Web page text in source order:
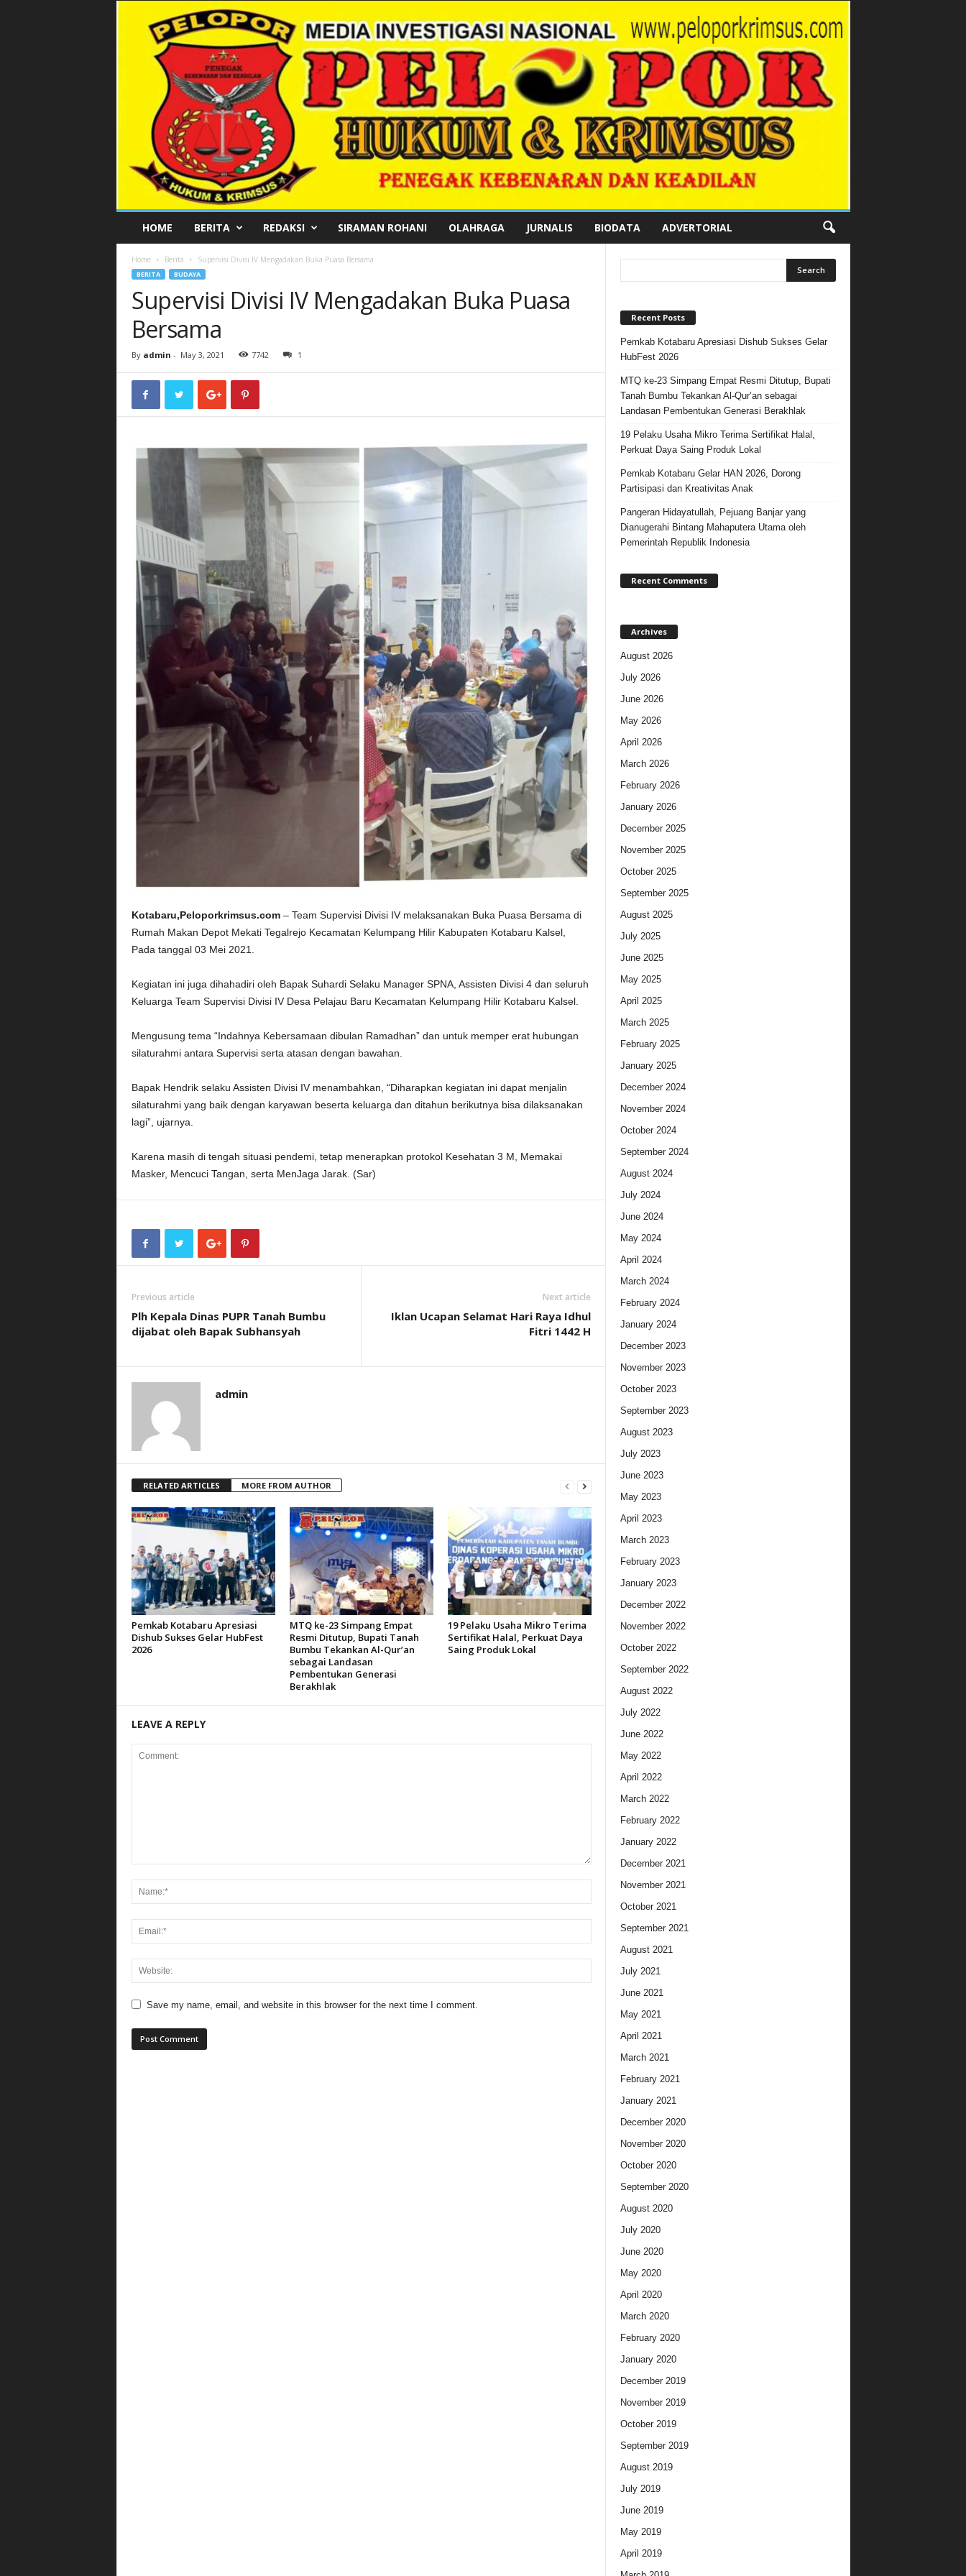
L
HOME BERITA REDAKSI SIRAMAN ROHANI OLAHRAGA JURNALIS BIODATA ADVERTORIAL
Home Berita Supervisi Divisi IV Mengadakan Buka Puasa Bersama
BERITA BUDAYA
Supervisi Divisi IV Mengadakan Buka Puasa
Bersama
By admin - May 3, 2021 7742 1
Kotabaru,Peloporkrimsus.com– Team Supervisi Divisi IV melaksanakan Buka Puasa Bersama di
Rumah Makan Depot Mekati Tegalrejo Kecamatan Kelumpang Hilir Kabupaten Kotabaru Kalsel,
Pada tanggal 03 Mei 2021.
Kegiatan ini juga dihahadiri oleh Bapak Suhardi Selaku Manager SPNA, Assisten Divisi 4 dan seluruh
Keluarga Team Supervisi Divisi IV Desa Pelajau Baru Kecamatan Kelumpang Hilir Kotabaru Kalsel.
Mengusung tema “Indahnya Kebersamaan dibulan Ramadhan” dan untuk memper erat hubungan
silaturahmi antara Supervisi serta atasan dengan bawahan.
Bapak Hendrik selaku Assisten Divisi IV menambahkan, “Diharapkan kegiatan ini dapat menjalin
silaturahmi yang baik dengan karyawan beserta keluarga dan ditahun berikutnya bisa dilaksanakan
lagi”, ujarnya.
Karena masih di tengah situasi pendemi, tetap menerapkan protokol Kesehatan 3 M, Memakai
Masker, Mencuci Tangan, serta MenJaga Jarak. (Sar)
Previous article
Plh Kepala Dinas PUPR Tanah Bumbu
dijabat oleh Bapak Subhansyah
Next article
Iklan Ucapan Selamat Hari Raya Idhul
Fitri 1442 H
admin
RELATED ARTICLES MORE FROM AUTHOR
Pemkab Kotabaru Apresiasi
Dishub Sukses Gelar HubFest
2026
MTQ ke-23 Simpang Empat
Resmi Ditutup, Bupati Tanah
Bumbu Tekankan Al-Qur’an
sebagai Landasan
Pembentukan Generasi
Berakhlak
19 Pelaku Usaha Mikro Terima
Sertifikat Halal, Perkuat Daya
Saing Produk Lokal
LEAVE A REPLY
Save my name, email, and website in this browser for the next time I comment.
Recent Posts
Pemkab Kotabaru Apresiasi Dishub Sukses Gelar
HubFest 2026
MTQ ke-23 Simpang Empat Resmi Ditutup, Bupati
Tanah Bumbu Tekankan Al-Qur’an sebagai
Landasan Pembentukan Generasi Berakhlak
19 Pelaku Usaha Mikro Terima Sertifikat Halal,
Perkuat Daya Saing Produk Lokal
Pemkab Kotabaru Gelar HAN 2026, Dorong
Partisipasi dan Kreativitas Anak
Pangeran Hidayatullah, Pejuang Banjar yang
Dianugerahi Bintang Mahaputera Utama oleh
Pemerintah Republik Indonesia
Recent Comments
Archives
August 2026
July 2026
June 2026
May 2026
April 2026
March 2026
February 2026
January 2026
December 2025
November 2025
October 2025
September 2025
August 2025
July 2025
June 2025
May 2025
April 2025
March 2025
February 2025
January 2025
December 2024
November 2024
October 2024
September 2024
August 2024
July 2024
June 2024
May 2024
April 2024
March 2024
February 2024
January 2024
December 2023
November 2023
October 2023
September 2023
August 2023
July 2023
June 2023
May 2023
April 2023
March 2023
February 2023
January 2023
December 2022
November 2022
October 2022
September 2022
August 2022
July 2022
June 2022
May 2022
April 2022
March 2022
February 2022
January 2022
December 2021
November 2021
October 2021
September 2021
August 2021
July 2021
June 2021
May 2021
April 2021
March 2021
February 2021
January 2021
December 2020
November 2020
October 2020
September 2020
August 2020
July 2020
June 2020
May 2020
April 2020
March 2020
February 2020
January 2020
December 2019
November 2019
October 2019
September 2019
August 2019
July 2019
June 2019
May 2019
April 2019